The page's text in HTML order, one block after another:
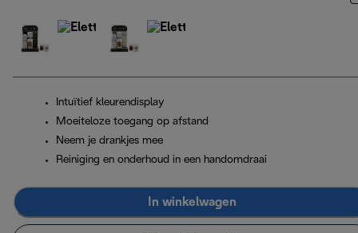
Intuïtief kleurendisplay
Moeiteloze toegang op afstand
Neem je drankjes mee
Reiniging en onderhoud in een handomdraai
In winkelwagen